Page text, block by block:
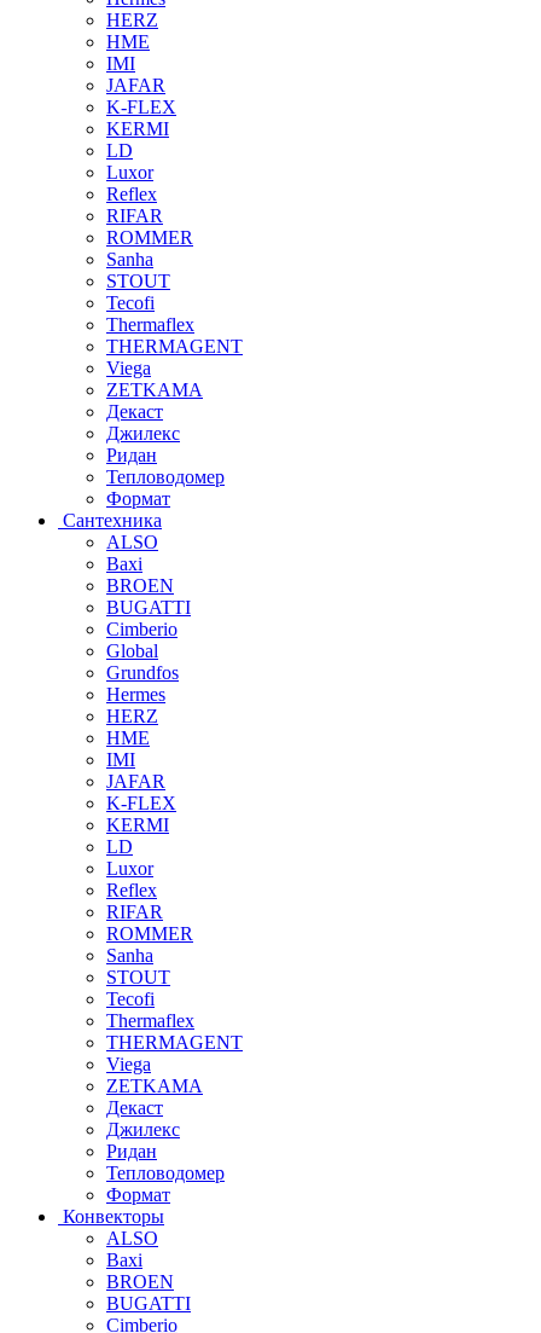
HERZ
HME
IMI
JAFAR
K-FLEX
KERMI
LD
Luxor
Reflex
RIFAR
ROMMER
Sanha
STOUT
Tecofi
Thermaflex
THERMAGENT
Viega
ZETKAMA
Декаст
Джилекс
Ридан
Тепловодомер
Формат
Сантехника
ALSO
Baxi
BROEN
BUGATTI
Cimberio
Global
Grundfos
Hermes
HERZ
HME
IMI
JAFAR
K-FLEX
KERMI
LD
Luxor
Reflex
RIFAR
ROMMER
Sanha
STOUT
Tecofi
Thermaflex
THERMAGENT
Viega
ZETKAMA
Декаст
Джилекс
Ридан
Тепловодомер
Формат
Конвекторы
ALSO
Baxi
BROEN
BUGATTI
Cimberio